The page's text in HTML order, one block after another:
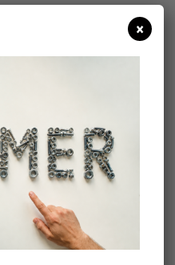
×